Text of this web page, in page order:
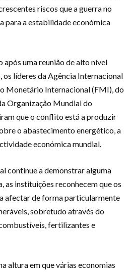
riscos que a guerra no
para a estabilidade económica
uma reunião de alto nível
os líderes da Agência Internacional
Monetário Internacional (FMI), do
Organização Mundial do
que o conflito está a produzir
o abastecimento energético, a
económica mundial.
continue a demonstrar alguma
as instituições reconhecem que os
afectar de forma particularmente
sobretudo através do
fertilizantes e
altura em que várias economias